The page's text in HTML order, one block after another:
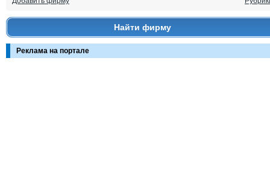
Найти фирму
Реклама на портале